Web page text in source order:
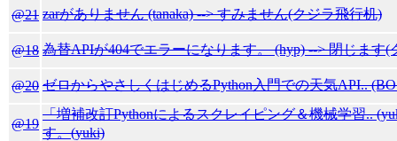
@21 zarがありません (tanaka) --> すみません(クジラ飛行机)
@18 為替APIが404でエラーになります。 (hyp) --> 閉じます(
@20 ゼロからやさしくはじめるPython入門での天気API..
@19
「増補改訂Pythonによるスクレイピング＆機械学習..
す。(yuki)